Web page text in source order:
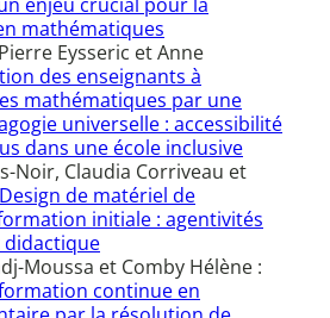
mathématiques
Eysseric et Anne
des enseignants à
mathématiques par une
universelle : accessibilité
dans une école inclusive
Noir, Claudia Corriveau et
Design de matériel de
initiale : agentivités
Moussa et Comby Hélène :
continue en